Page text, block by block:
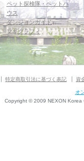
ペット探検隊・ペットハ
ウス
ダンジョンガイド
マギグラフィ
特定商取引法に基づく表記 資
オ
Copyright © 2009 NEXON Korea